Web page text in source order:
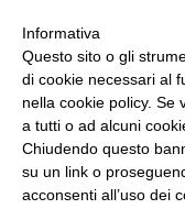
ASCOLTA RADIO LUNA
×
Informativa
Questo sito o gli
di cookie necessari al
nella cookie policy. Se
a tutti o ad alcuni
Chiudendo questo
su un link o
acconsenti all’uso dei